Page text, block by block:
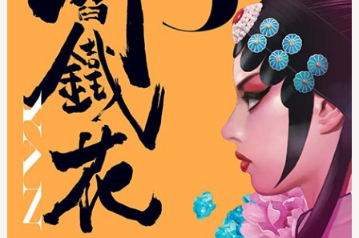
部作品來說，那句話就是「如果京劇女伶成為超級英雄」，
這是故事的源頭╱核心╱點子。 所有創作的養分，都是來自
小時候看過很多的超級英雄故事，這系列題材超級英雄都是
為了解救國家、城市、人民，是正義的一方，但必定會有絕
對的惡勢力，他們的野心、權力無限擴張，它們是並存的。
所以他運用小時候住眷村的記憶，跟爺爺去聽野台京劇，女
伶的扮相、婉轉嘹亮的唱腔，還有武打場面，印象深刻，這
個點子就一直在他的腦海裡醞釀，想要畫一本「台灣超級英
雄的故事」，那就用京劇的臉孔來變身，就像是超人在電話
亭換裝一樣，於是有了《閻鐵花》的原型構想。 《閻鐵花》
裡有著大大的夢，常勝希望作品裡不只有一位超級英雄，第
二個出場的英雄也是女性，是一位俏皮可愛的年輕棋士「比